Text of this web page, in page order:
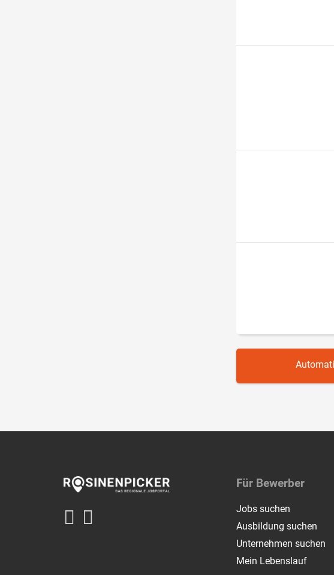
Für Bewerber
Jobs suchen
Ausbildung suchen
Unternehmen suchen
Mein Lebenslauf